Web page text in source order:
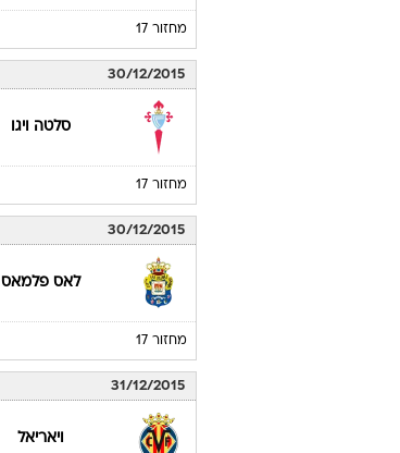
מחזור 17
30/12/2015
סלטה ויגו
מחזור 17
30/12/2015
לאס פלמאס
מחזור 17
31/12/2015
ויאריאל